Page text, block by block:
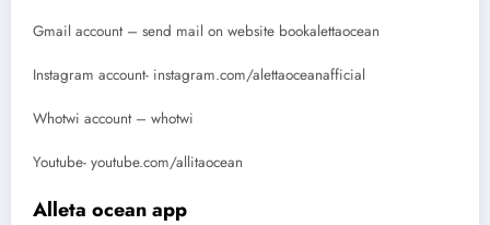
Gmail account – send mail on website bookalettaocean
Instagram account- instagram.com/alettaoceanafficial
Whotwi account – whotwi
Youtube- youtube.com/allitaocean
Alleta ocean app